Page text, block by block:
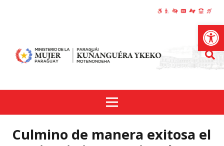
Culmino de manera exitosa el